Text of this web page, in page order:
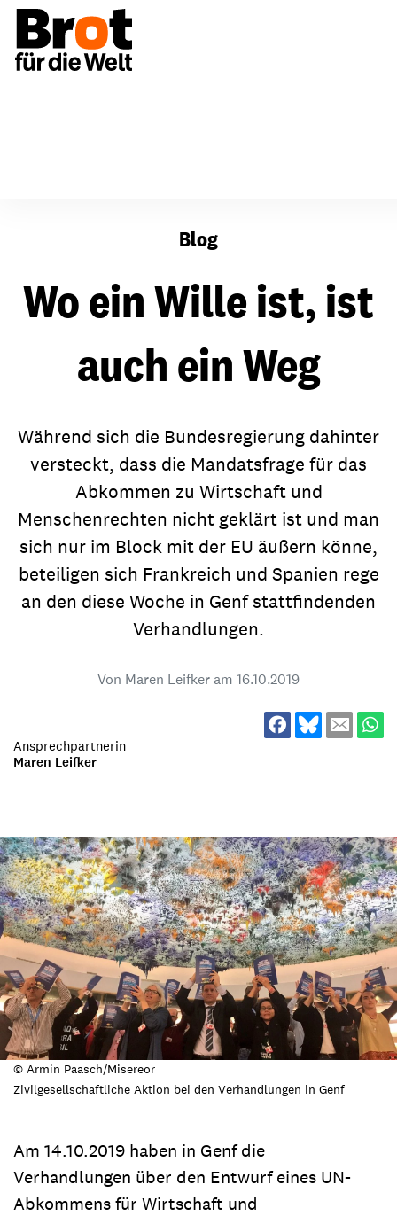
Blog
Wo ein Wille ist, ist
auch ein Weg
Während sich die Bundesregierung dahinter
versteckt, dass die Mandatsfrage für das
Abkommen zu Wirtschaft und
Menschenrechten nicht geklärt ist und man
sich nur im Block mit der EU äußern könne,
beteiligen sich Frankreich und Spanien rege
an den diese Woche in Genf stattfindenden
Verhandlungen.
Von Maren Leifker am 16.10.2019
Ansprechpartnerin
Maren Leifker
© Armin Paasch/Misereor
Zivilgesellschaftliche Aktion bei den Verhandlungen in Genf
Am 14.10.2019 haben in Genf die
Verhandlungen über den Entwurf eines UN-
Abkommens für Wirtschaft und